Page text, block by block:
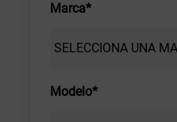
Marca*
Modelo*